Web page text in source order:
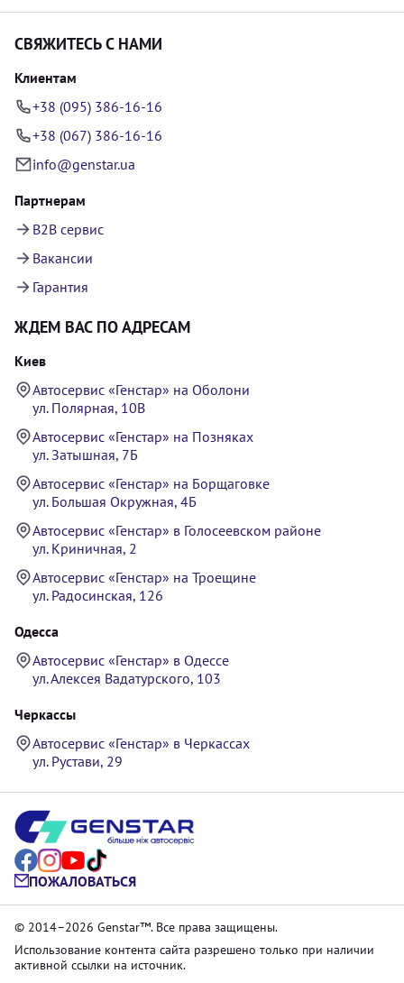
СВЯЖИТЕСЬ С НАМИ
Клиентам
+38 (095) 386-16-16
+38 (067) 386-16-16
info@genstar.ua
Партнерам
B2B сервис
Вакансии
Гарантия
ЖДЕМ ВАС ПО АДРЕСАМ
Киев
Автосервис «Генстар» на Оболони
ул. Полярная, 10В
Автосервис «Генстар» на Позняках
ул. Затышная, 7Б
Автосервис «Генстар» на Борщаговке
ул. Большая Окружная, 4Б
Автосервис «Генстар» в Голосеевском районе
ул. Криничная, 2
Автосервис «Генстар» на Троещине
ул. Радосинская, 126
Одесса
Автосервис «Генстар» в Одессе
ул. Алексея Вадатурского, 103
Черкассы
Автосервис «Генстар» в Черкассах
ул. Рустави, 29
ПОЖАЛОВАТЬСЯ
© 2014–2026 Genstar™. Все права защищены.
Использование контента сайта разрешено только при наличии
активной ссылки на источник.